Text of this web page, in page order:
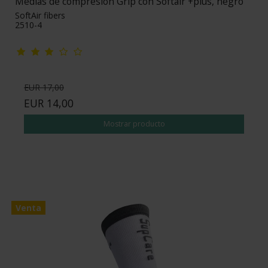
SoftAir fibers
2510-4
EUR 17,00
EUR 14,00
Mostrar producto
Venta